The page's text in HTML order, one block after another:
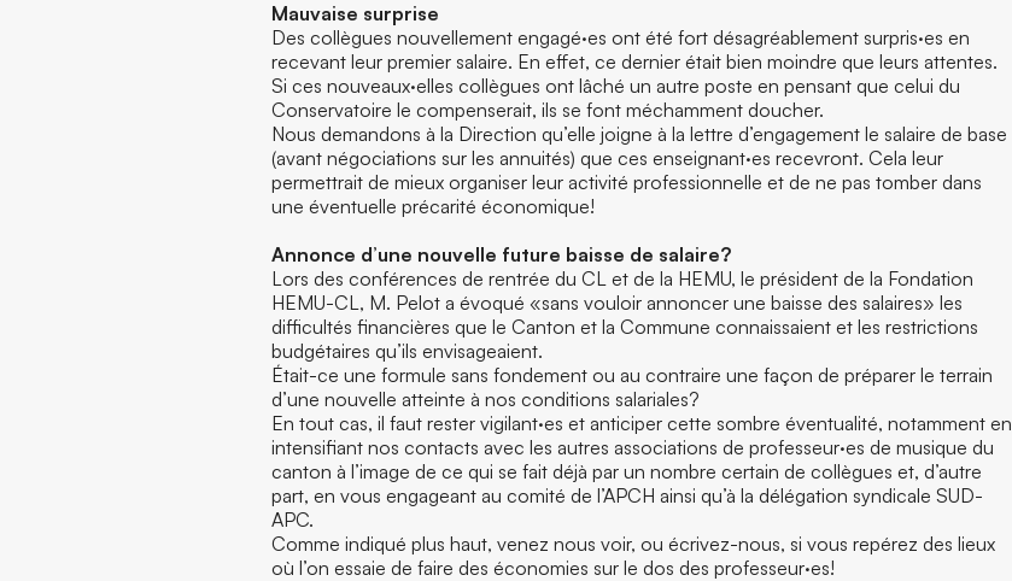
Mauvaise surprise
Des collègues nouvellement engagé·es ont été fort désagréablement surpris·es en
recevant leur premier salaire. En effet, ce dernier était bien moindre que leurs attentes.
Si ces nouveaux·elles collègues ont lâché un autre poste en pensant que celui du
Conservatoire le compenserait, ils se font méchamment doucher.
Nous demandons à la Direction qu’elle joigne à la lettre d’engagement le salaire de base
(avant négociations sur les annuités) que ces enseignant·es recevront. Cela leur
permettrait de mieux organiser leur activité professionnelle et de ne pas tomber dans
une éventuelle précarité économique!
Annonce d’une nouvelle future baisse de salaire?
Lors des conférences de rentrée du CL et de la HEMU, le président de la Fondation
HEMU-CL, M. Pelot a évoqué «sans vouloir annoncer une baisse des salaires» les
difficultés financières que le Canton et la Commune connaissaient et les restrictions
budgétaires qu’ils envisageaient.
Était-ce une formule sans fondement ou au contraire une façon de préparer le terrain
d’une nouvelle atteinte à nos conditions salariales?
En tout cas, il faut rester vigilant·es et anticiper cette sombre éventualité, notamment en
intensifiant nos contacts avec les autres associations de professeur·es de musique du
canton à l’image de ce qui se fait déjà par un nombre certain de collègues et, d’autre
part, en vous engageant au comité de l’APCH ainsi qu’à la délégation syndicale SUD-
APC.
Comme indiqué plus haut, venez nous voir, ou écrivez-nous, si vous repérez des lieux
où l’on essaie de faire des économies sur le dos des professeur·es!